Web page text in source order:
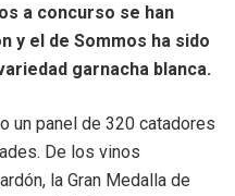
a concurso se han
y el de Sommos ha sido
garnacha blanca.
un panel de 320 catadores
De los vinos
la Gran Medalla de